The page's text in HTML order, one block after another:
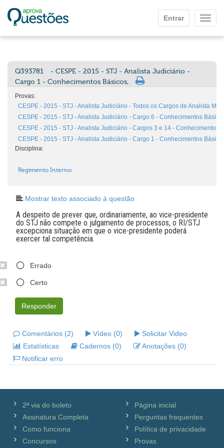
Entrar
Q393781
- CESPE - 2015 - STJ - Analista Judiciário -
Cargo 1 - Conhecimentos Básicos,
Provas:
CESPE - 2015 - STJ - Analista Judiciário - Todos os Cargos de Analista
CESPE - 2015 - STJ - Analista Judiciário - Cargo 6 - Conhecimentos
CESPE - 2015 - STJ - Analista Judiciário - Cargos 3 e 14 - Conhecimentos
CESPE - 2015 - STJ - Analista Judiciário - Cargo 1 - Conhecimentos
Disciplina:
Regimento Interno
Mostrar texto associado à questão
A despeito de prever que, ordinariamente, ao vice-presidente
do STJ não compete o julgamento de processos, o RI/STJ
excepciona situação em que o vice-presidente poderá
exercer tal competência.
Errado
Certo
Responder
Comentários (2) Vídeo (0)
Solicitar Video
Estatísticas
Cadernos (0)
Anotações (0)
Notificar erro
2ª via do boleto
Assinatura Completa
Como funciona
Concursos
Página inicial
Perguntas frequentes
Política de privacidade
Provas